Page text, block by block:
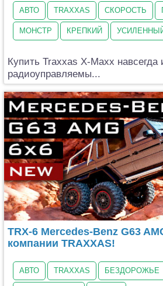
АВТО TRAXXAS СКОРОСТЬ
МОНСТР КРЕПКИЙ
Купить Traxxas X-Maxx навсегда
радиоуправляемы...
TRX-6 Mercedes-Benz G63
компании TRAXXAS!
АВТО TRAXXAS БЕЗДОРОЖЬЕ